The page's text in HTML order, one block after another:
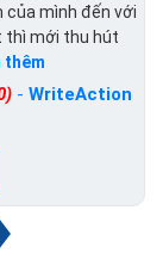
của mình đến với
thì mới thu hút
thêm
- WriteAction